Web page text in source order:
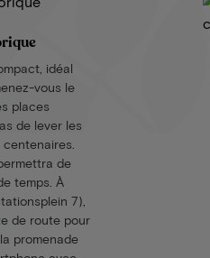
idéal
vous le
places
de lever les
de
temps. À
7),
de route pour
promenade